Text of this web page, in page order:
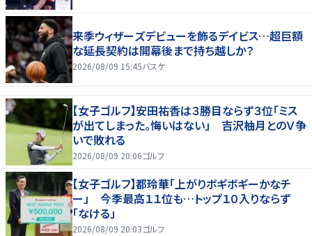
来季ウィザーズデビューを飾るデイビス…超巨額
な延長契約は開幕後まで持ち越しか？
2026/08/09 15:45バスケ
【女子ゴルフ】安田祐香は３勝目ならず３位「ミス
が出てしまった。悔いはない」 吉沢柚月とのＶ争
いで敗れる
2026/08/09 20:06ゴルフ
【女子ゴルフ】都玲華「上がりボギボギーかなチ
ー」 今季最高１１位も…トップ１０入りならず
「なける」
2026/08/09 20:03ゴルフ